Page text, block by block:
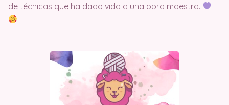
de técnicas que ha dado vida a una obra maestra.